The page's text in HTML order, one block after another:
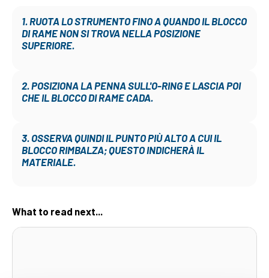
1. RUOTA LO STRUMENTO FINO A QUANDO IL BLOCCO
DI RAME NON SI TROVA NELLA POSIZIONE
SUPERIORE.
2. POSIZIONA LA PENNA SULL'O-RING E LASCIA POI
CHE IL BLOCCO DI RAME CADA.
3. OSSERVA QUINDI IL PUNTO PIÙ ALTO A CUI IL
BLOCCO RIMBALZA; QUESTO INDICHERÀ IL
MATERIALE.
What to read next...